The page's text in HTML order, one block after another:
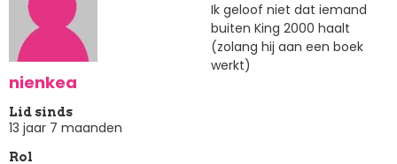
nienkea
Lid sinds
13 jaar 7 maanden
Rol
Ik geloof niet dat iemand
buiten King 2000 haalt
(zolang hij aan een boek
werkt)